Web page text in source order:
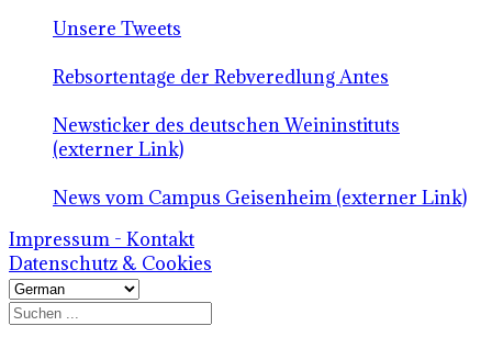
Unsere Tweets
Rebsortentage der Rebveredlung Antes
Newsticker des deutschen Weininstituts
(externer Link)
News vom Campus Geisenheim (externer Link)
Impressum - Kontakt
Datenschutz & Cookies